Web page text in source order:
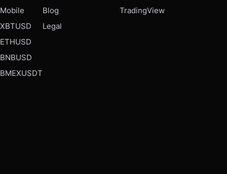
Mobile
XBTUSD
ETHUSD
BNBUSD
BMEXUSDT
Blog
Legal
TradingView